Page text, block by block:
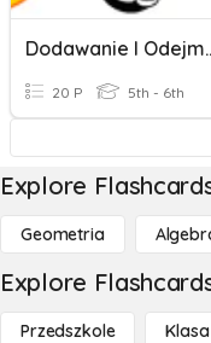
Dodawanie I
20 P 5th - 6th
Explore
Geometria
Explore
Przedszkole Klasa